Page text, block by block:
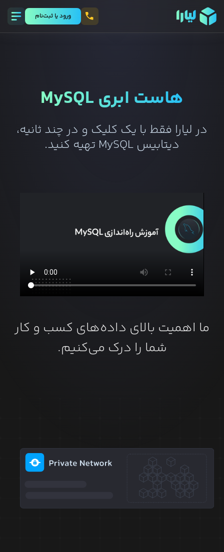
ورود يا ثبت‌نام
هاست ابریMySQL
در لیارا فقط با یک کلیک و در چند ثانیه،
دیتابیس MySQL تهیه کنید.
ما اهمیت بالای داده‌های کسب و کار
شما را درک می‌کنیم.